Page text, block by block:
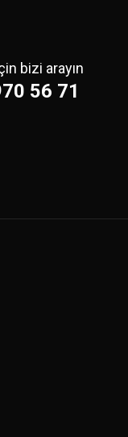
bizi arayın
56 71